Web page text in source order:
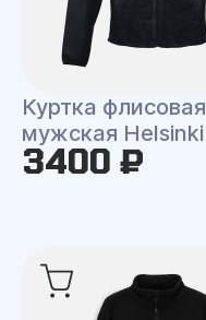
Куртка флисовая
мужская Helsinki
3400 ₽